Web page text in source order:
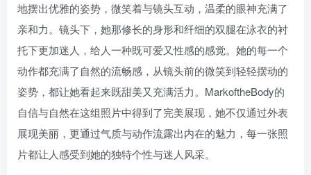
地摆出优雅的姿势，微笑着与镜头互动，温柔的眼神充满了
亲和力。镜头下，她那修长的身形和纤细的双腿在泳衣的衬
托下更加迷人，给人一种既可爱又性感的感觉。她的每一个
动作都充满了自然的流畅感，从镜头前的微笑到轻轻摆动的
姿势，都让她看起来既甜美又充满活力。MarkoftheBody的
自信与自然在这组照片中得到了完美展现，她不仅通过外表
展现美丽，更通过气质与动作流露出内在的魅力，每一张照
片都让人感受到她的独特个性与迷人风采。